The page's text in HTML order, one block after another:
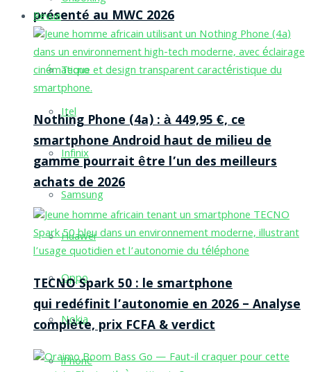
présenté au MWC 2026
Tecno
Itel
Infinix
Samsung
Huawei
Oppo
Nokia
iPhone
Revue
Nothing Phone (4a) : à 449,95 €, ce
smartphone Android haut de milieu de
gamme pourrait être l’un des meilleurs
achats de 2026
TECNO Spark 50 : le smartphone
qui redéfinit l’autonomie en 2026 – Analyse
complète, prix FCFA & verdict